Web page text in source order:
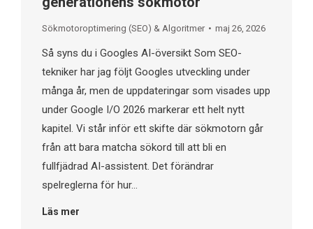
Sökmotoroptimering (SEO) & Algoritmer maj 26, 2026
Så syns du i Googles AI-översikt​ Som SEO-
tekniker har jag följt Googles utveckling under
många år, men de uppdateringar som visades upp
under Google I/O 2026 markerar ett helt nytt
kapitel. Vi står inför ett skifte där sökmotorn går
från att bara matcha sökord till att bli en
fullfjädrad AI-assistent. Det förändrar
spelreglerna för hur…
Läs mer